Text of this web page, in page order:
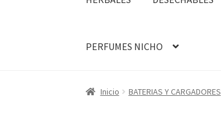
PERFUMES NICHO
Inicio BATERIAS Y CARGADORES